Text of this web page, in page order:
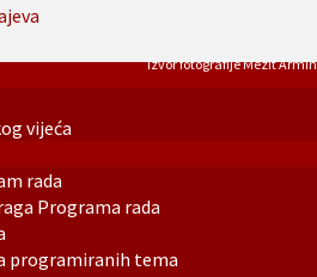
vijeća
rada
Programa rada
programiranih tema
Izvor fotografije Mezit Armin